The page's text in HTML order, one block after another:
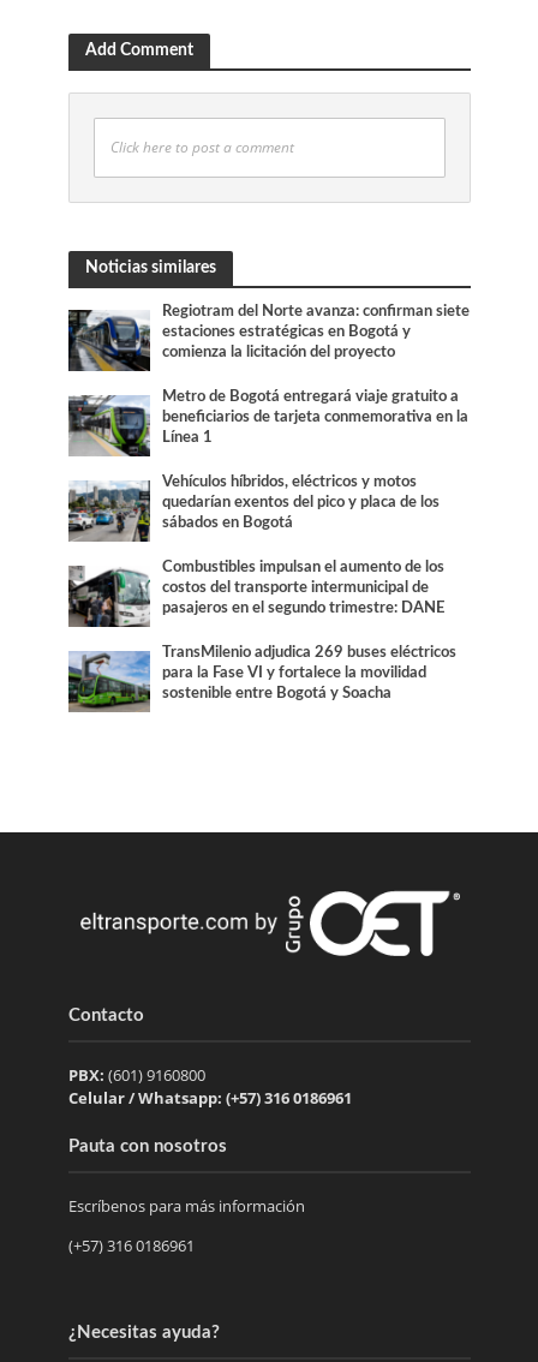
Add Comment
Click here to post a comment
Noticias similares
Regiotram del Norte avanza: confirman siete
estaciones estratégicas en Bogotá y
comienza la licitación del proyecto
Metro de Bogotá entregará viaje gratuito a
beneficiarios de tarjeta conmemorativa en la
Línea 1
Vehículos híbridos, eléctricos y motos
quedarían exentos del pico y placa de los
sábados en Bogotá
Combustibles impulsan el aumento de los
costos del transporte intermunicipal de
pasajeros en el segundo trimestre: DANE
TransMilenio adjudica 269 buses eléctricos
para la Fase VI y fortalece la movilidad
sostenible entre Bogotá y Soacha
Contacto
PBX: (601) 9160800
Celular / Whatsapp: (+57) 316 0186961
Pauta con nosotros
Escríbenos para más información
(+57) 316 0186961
¿Necesitas ayuda?